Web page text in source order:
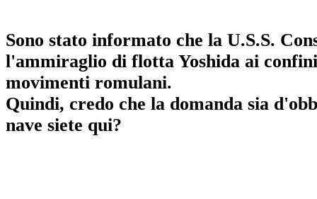
Sono stato informato che la U.S.S.
l'ammiraglio di flotta Yoshida ai
movimenti romulani.
Quindi, credo che la domanda sia
nave siete qui?